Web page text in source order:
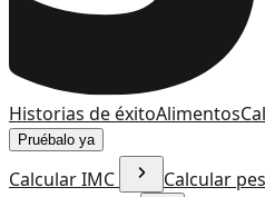
Historias de éxitoAlimentos
Pruébalo ya
Calcular IMC Calcular